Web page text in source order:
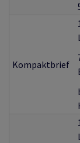
Kompaktbrief